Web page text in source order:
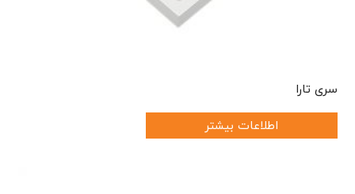
سری تارا
اطلاعات بیشتر